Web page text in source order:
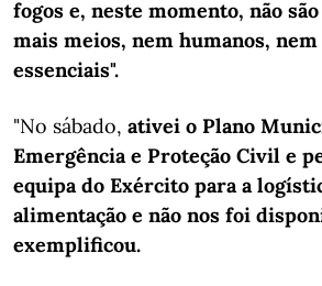
fogos e, neste momento, não
mais meios, nem humanos, nem
essenciais".
"No sábado, ativei o Plano
Emergência e Proteção Civil e
equipa do Exército para a
alimentação e não nos foi
exemplificou.